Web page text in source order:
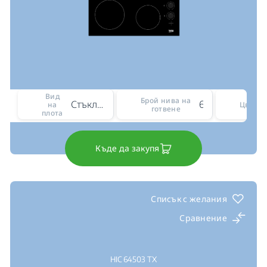
Вид
на
плота
Стъклокерамичен
Брой нива на
готвене
Цвят
Къде да закупя
Списък с желания
Сравнение
HIC 64503 TX